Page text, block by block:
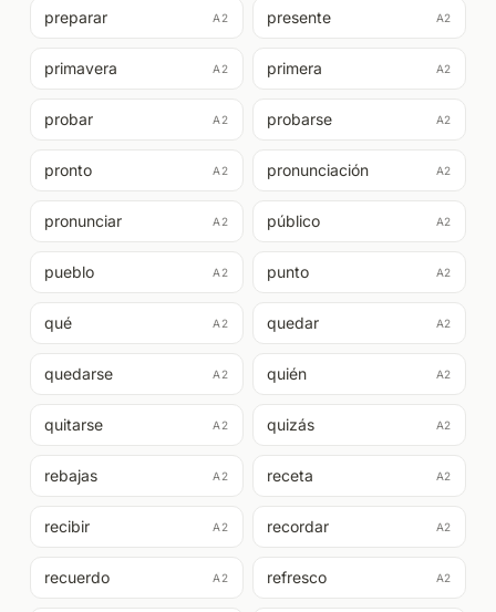
preparar A2 presente A2
primavera A2 primera A2
probar A2 probarse A2
pronto A2 pronunciación A2
pronunciar A2 público A2
pueblo A2 punto A2
qué A2 quedar A2
quedarse A2 quién A2
quitarse A2 quizás A2
rebajas A2 receta A2
recibir A2 recordar A2
recuerdo A2 refresco A2